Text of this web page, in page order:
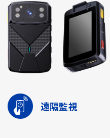
遠隔監視